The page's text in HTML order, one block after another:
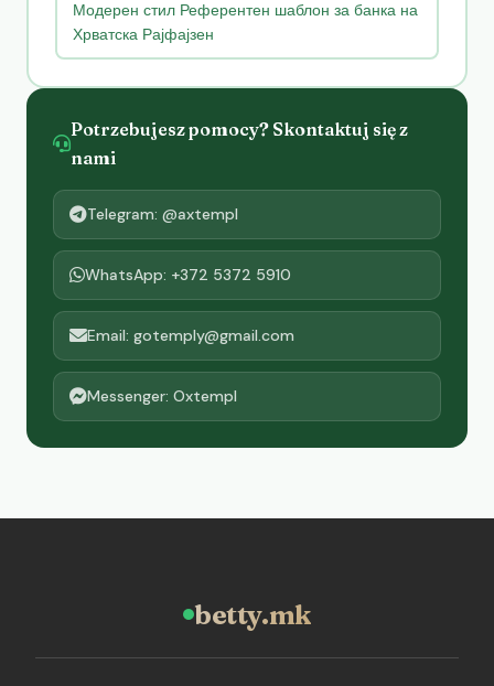
Модерен стил Референтен шаблон за банка на
Хрватска Рајфајзен
Potrzebujesz pomocy? Skontaktuj się z
nami
Telegram: @axtempl
WhatsApp: +372 5372 5910
Email: gotemply@gmail.com
Messenger: Oxtempl
betty.mk